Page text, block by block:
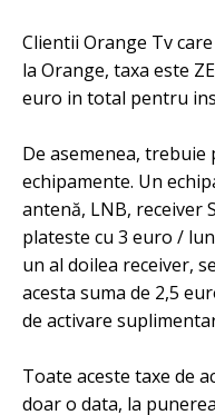
Clientii Orange Tv
la Orange, taxa este
euro in total pentru
De asemenea,
echipamente. Un
antenă, LNB, receiver
plateste cu 3 euro /
un al doilea receiver,
acesta suma de 2,5
de activare
Toate aceste taxe de
doar o data, la